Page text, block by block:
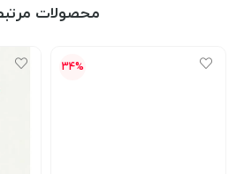
محصولات مرتبط